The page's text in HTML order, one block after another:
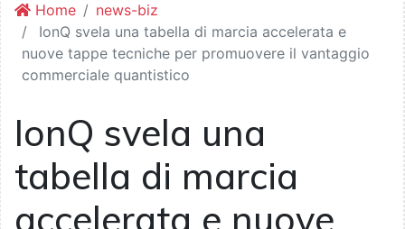
Home
news-biz
IonQ svela una tabella di marcia accelerata e
nuove tappe tecniche per promuovere il vantaggio
commerciale quantistico
IonQ svela una
tabella di marcia
accelerata e nuove